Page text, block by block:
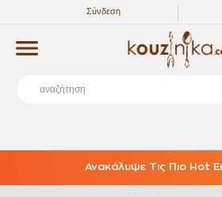
Σύνδεση
Ανακάλυψε Τις Πιο Hot